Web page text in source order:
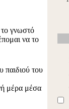
γνωστό
να το
παιδιού του
μέρα μέσα